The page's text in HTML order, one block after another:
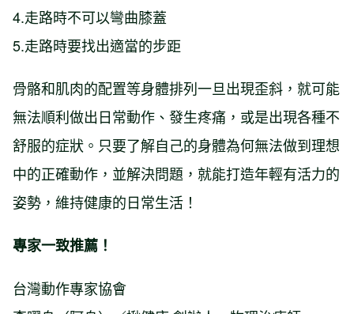
4.走路時不可以彎曲膝蓋
5.走路時要找出適當的步距
骨骼和肌肉的配置等身體排列一旦出現歪斜，就可能
無法順利做出日常動作、發生疼痛，或是出現各種不
舒服的症狀。只要了解自己的身體為何無法做到理想
中的正確動作，並解決問題，就能打造年輕有活力的
姿勢，維持健康的日常生活！
專家一致推薦！
台灣動作專家協會